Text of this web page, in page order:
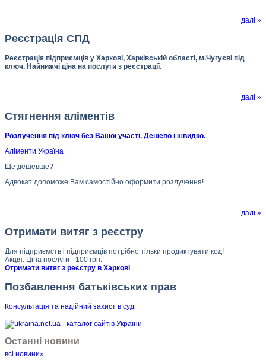
далі »
Реєстрація СПД
Реєстрація підприємців у Харкові, Харківській області, м.Чугуєві під
ключ. Найнижчі ціна на послуги з реєстрації.
далі »
Стягнення аліментів
Розлучення під ключ без Вашої участі. Дешево і швидко.
Аліменти Україна
Ще дешевше?
Адвокат допоможе Вам самостійно оформити розлучення!
далі »
Отримати витяг з реєстру
Для підприємств і підприємців потрібно тільки продиктувати код!
Акція: Ціна послуги - 100 грн.
Отримати витяг з реєстру в Харкові
Позбавлення батьківських прав
Консультація та надійний захист в суді
Останні новини
всі новини»